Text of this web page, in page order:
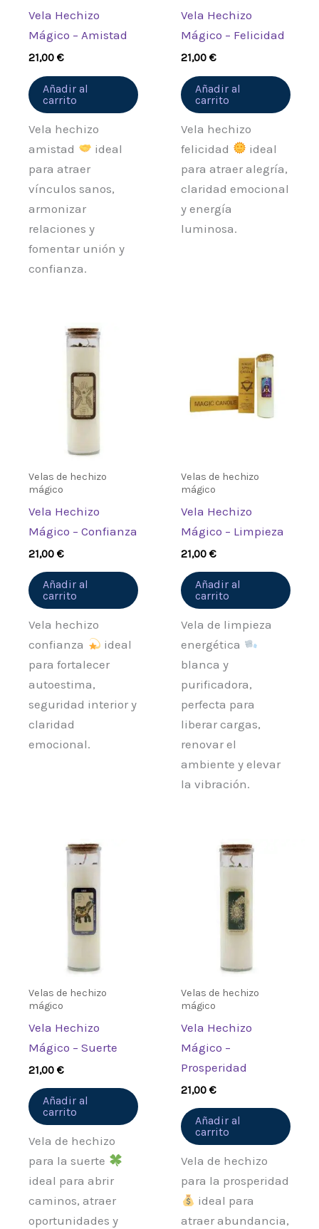
Vela Hechizo
Mágico – Amistad
21,00€
Añadir al
carrito
Vela hechizo
amistad
ideal
para atraer
vínculos sanos,
armonizar
relaciones y
fomentar unión y
confianza.
Vela Hechizo
Mágico – Felicidad
21,00€
Añadir al
carrito
Vela hechizo
felicidad
ideal
para atraer alegría,
claridad emocional
y energía
luminosa.
Velas de hechizo
mágico
Vela Hechizo
Mágico – Confianza
21,00€
Añadir al
carrito
Vela hechizo
confianza
ideal
para fortalecer
autoestima,
seguridad interior y
claridad
emocional.
Velas de hechizo
mágico
Vela Hechizo
Mágico – Limpieza
21,00€
Añadir al
carrito
Vela de limpieza
energética
blanca y
purificadora,
perfecta para
liberar cargas,
renovar el
ambiente y elevar
la vibración.
Velas de hechizo
mágico
Vela Hechizo
Mágico – Suerte
21,00€
Añadir al
carrito
Vela de hechizo
para la suerte
ideal para abrir
caminos, atraer
oportunidades y
Velas de hechizo
mágico
Vela Hechizo
Mágico –
Prosperidad
21,00€
Añadir al
carrito
Vela de hechizo
para la prosperidad
ideal para
atraer abundancia,